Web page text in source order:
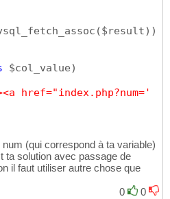
($result) )
$col_value)
href="index.php?num='
(qui correspond à ta variable)
ta solution avec passage de
il faut utiliser autre chose que
0
0